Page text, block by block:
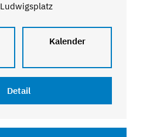
Ludwigsplatz
Kalender
Detail